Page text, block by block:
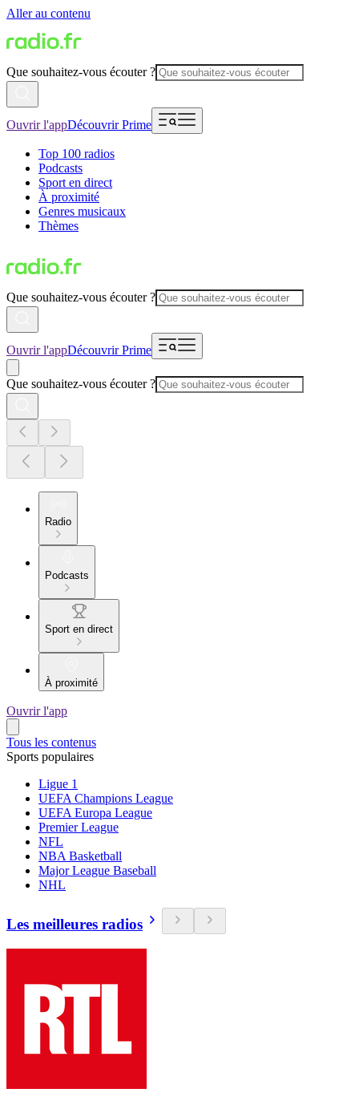
Aller au contenu
Que souhaitez-vous écouter ?
Ouvrir l'appDécouvrir Prime
Top 100 radios
Podcasts
Sport en direct
À proximité
Genres musicaux
Thèmes
Que souhaitez-vous écouter ?
Ouvrir l'appDécouvrir Prime
Que souhaitez-vous écouter ?
Radio
Podcasts
Sport en direct
À proximité
Ouvrir l'app
Tous les contenus
Sports populaires
Ligue 1
UEFA Champions League
UEFA Europa League
Premier League
NFL
NBA Basketball
Major League Baseball
NHL
Les meilleures radios